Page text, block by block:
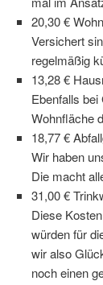
20,30 €
Versichert
regelmäßig
13,28 €
Ebenfalls
Wohnfläche
18,77 €
Wir haben
Die macht
31,00 €
Diese
würden für
wir also
noch einen